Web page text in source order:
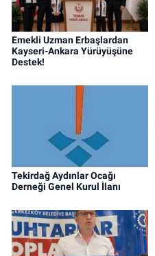
Emekli Uzman Erbaşlardan
Kayseri-Ankara Yürüyüşüne
Destek!
Tekirdağ Aydınlar Ocağı
Derneği Genel Kurul İlanı